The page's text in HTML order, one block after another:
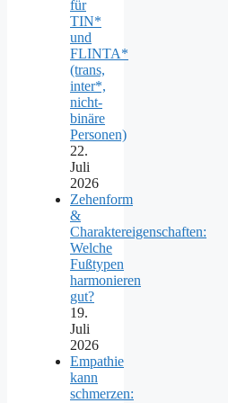
für
TIN*
und
FLINTA*
(trans,
inter*,
nicht-
binäre
Personen)
22.
Juli
2026
Zehenform
&
Charaktereigenschaften:
Welche
Fußtypen
harmonieren
gut?
19.
Juli
2026
Empathie
kann
schmerzen: